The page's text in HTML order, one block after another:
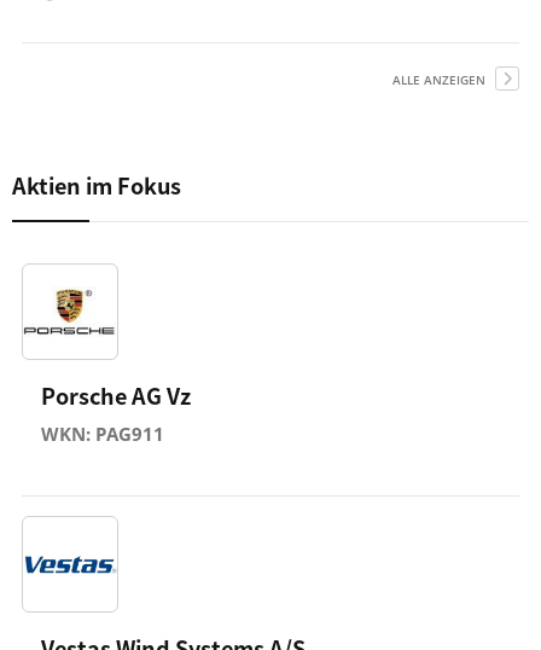
ALLE ANZEIGEN
Aktien im Fokus
Porsche AG Vz
WKN: PAG911